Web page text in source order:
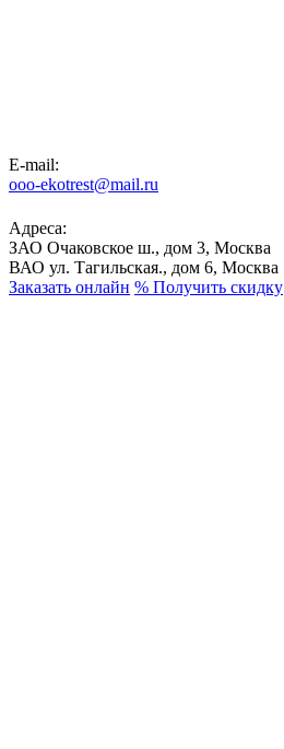
E-mail:
ooo-ekotrest@mail.ru
Адреса:
ЗАО Очаковское ш., дом 3, Москва
ВАО ул. Тагильская., дом 6, Москва
Заказать онлайн % Получить скидку